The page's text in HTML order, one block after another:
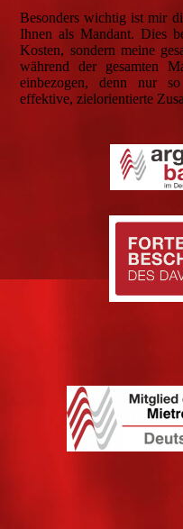
Besonders wichtig ist mir
Ihnen als Mandant. Dies
Kosten, sondern meine
während der gesamten
einbezogen, denn nur
effektive, zielorientierte